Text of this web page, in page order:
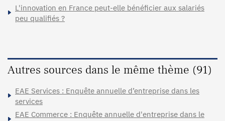
L'innovation en France peut-elle bénéficier aux salariés
peu qualifiés ?
Autres sources dans le même thème (91)
EAE Services : Enquête annuelle d’entreprise dans les
services
EAE Commerce : Enquête annuelle d'entreprise dans le